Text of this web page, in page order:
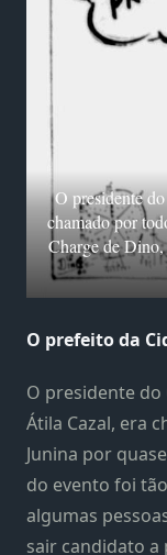
O presidente
chamado por
Charge de
O prefeito da
O presidente do
Átila Cazal, era
Junina por
do evento foi
algumas
sair candidato